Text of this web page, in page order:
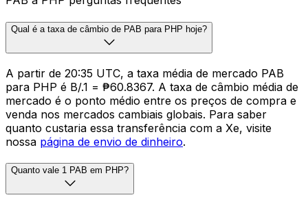
Qual é a taxa de câmbio de PAB para PHP hoje?
A partir de 20:35 UTC, a taxa média de mercado PAB
para PHP é B/.1 = ₱60.8367. A taxa de câmbio média de
mercado é o ponto médio entre os preços de compra e
venda nos mercados cambiais globais. Para saber
quanto custaria essa transferência com a Xe, visite
nossa página de envio de dinheiro.
Quanto vale 1 PAB em PHP?